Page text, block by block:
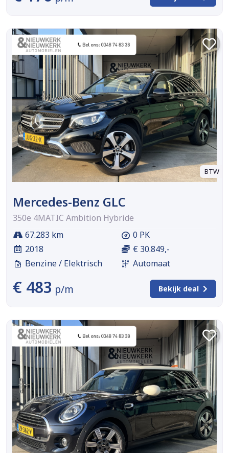
BTW
Mercedes-Benz GLC
350e 4MATIC Ambition Hybride
67.283 km
2018
Benzine / Elektrisch
0 PK
€ 30.849,-
Automaat
€ 483 p/m Bekijk deal